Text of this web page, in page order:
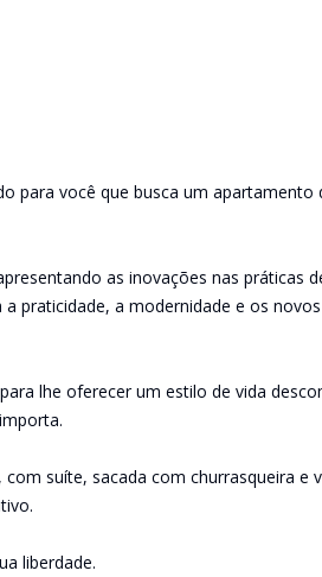
para você que busca um
as inovações nas práticas
praticidade, a modernidade e os
lhe oferecer um estilo de vida
suíte, sacada com churrasqueira e
liberdade.